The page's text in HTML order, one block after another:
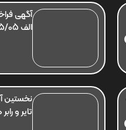
آگهی
الف 405/05 شرکت ایران یاسا تایر و رابر
نخستین
تایر و رابر در سال